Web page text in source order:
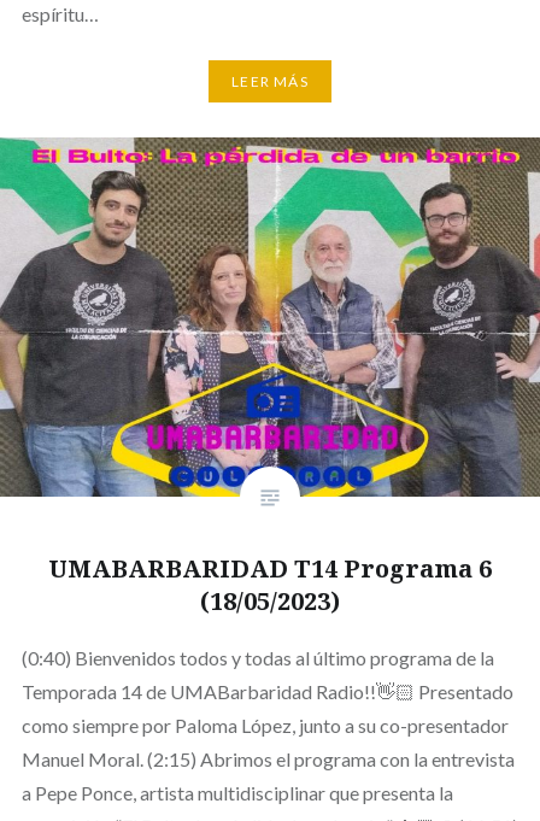
espíritu…
LEER MÁS
UMABARBARIDAD T14 Programa 6
(18/05/2023)
(0:40) Bienvenidos todos y todas al último programa de la
Temporada 14 de UMABarbaridad Radio!!👋🏻 Presentado
como siempre por Paloma López, junto a su co-presentador
Manuel Moral. (2:15) Abrimos el programa con la entrevista
a Pepe Ponce, artista multidisciplinar que presenta la